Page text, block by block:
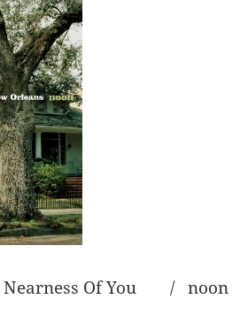
Of You / noon